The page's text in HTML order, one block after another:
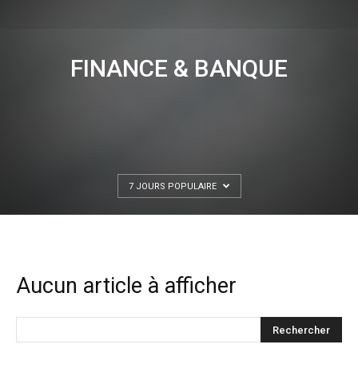
FINANCE & BANQUE
7 JOURS POPULAIRE
Aucun article à afficher